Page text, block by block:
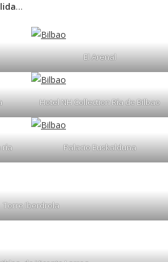
…
El Arenal
Hotel NH Collection Ría de Bilbao
ría Palacio Euskalduna
Torre Iberdrola